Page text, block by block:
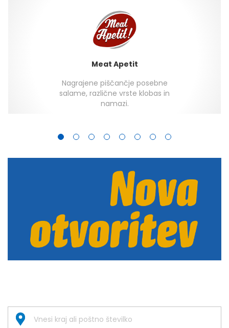
Meat Apetit
Nagrajene piščančje posebne
salame, različne vrste klobas in
namazi.